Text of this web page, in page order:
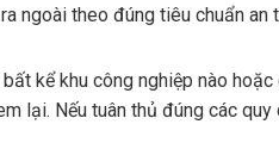
ngoài theo đúng tiêu chuẩn an
kể khu công nghiệp nào
lại. Nếu tuân thủ đúng các